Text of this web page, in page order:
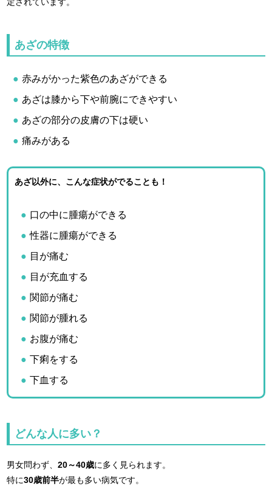
定されています。
あざの特徴
赤みがかった紫色のあざができる
あざは膝から下や前腕にできやすい
あざの部分の皮膚の下は硬い
痛みがある
あざ以外に、こんな症状がでることも！
口の中に腫瘍ができる
性器に腫瘍ができる
目が痛む
目が充血する
関節が痛む
関節が腫れる
お腹が痛む
下痢をする
下血する
どんな人に多い？
男女問わず、20～40歳に多く見られます。
特に30歳前半が最も多い病気です。